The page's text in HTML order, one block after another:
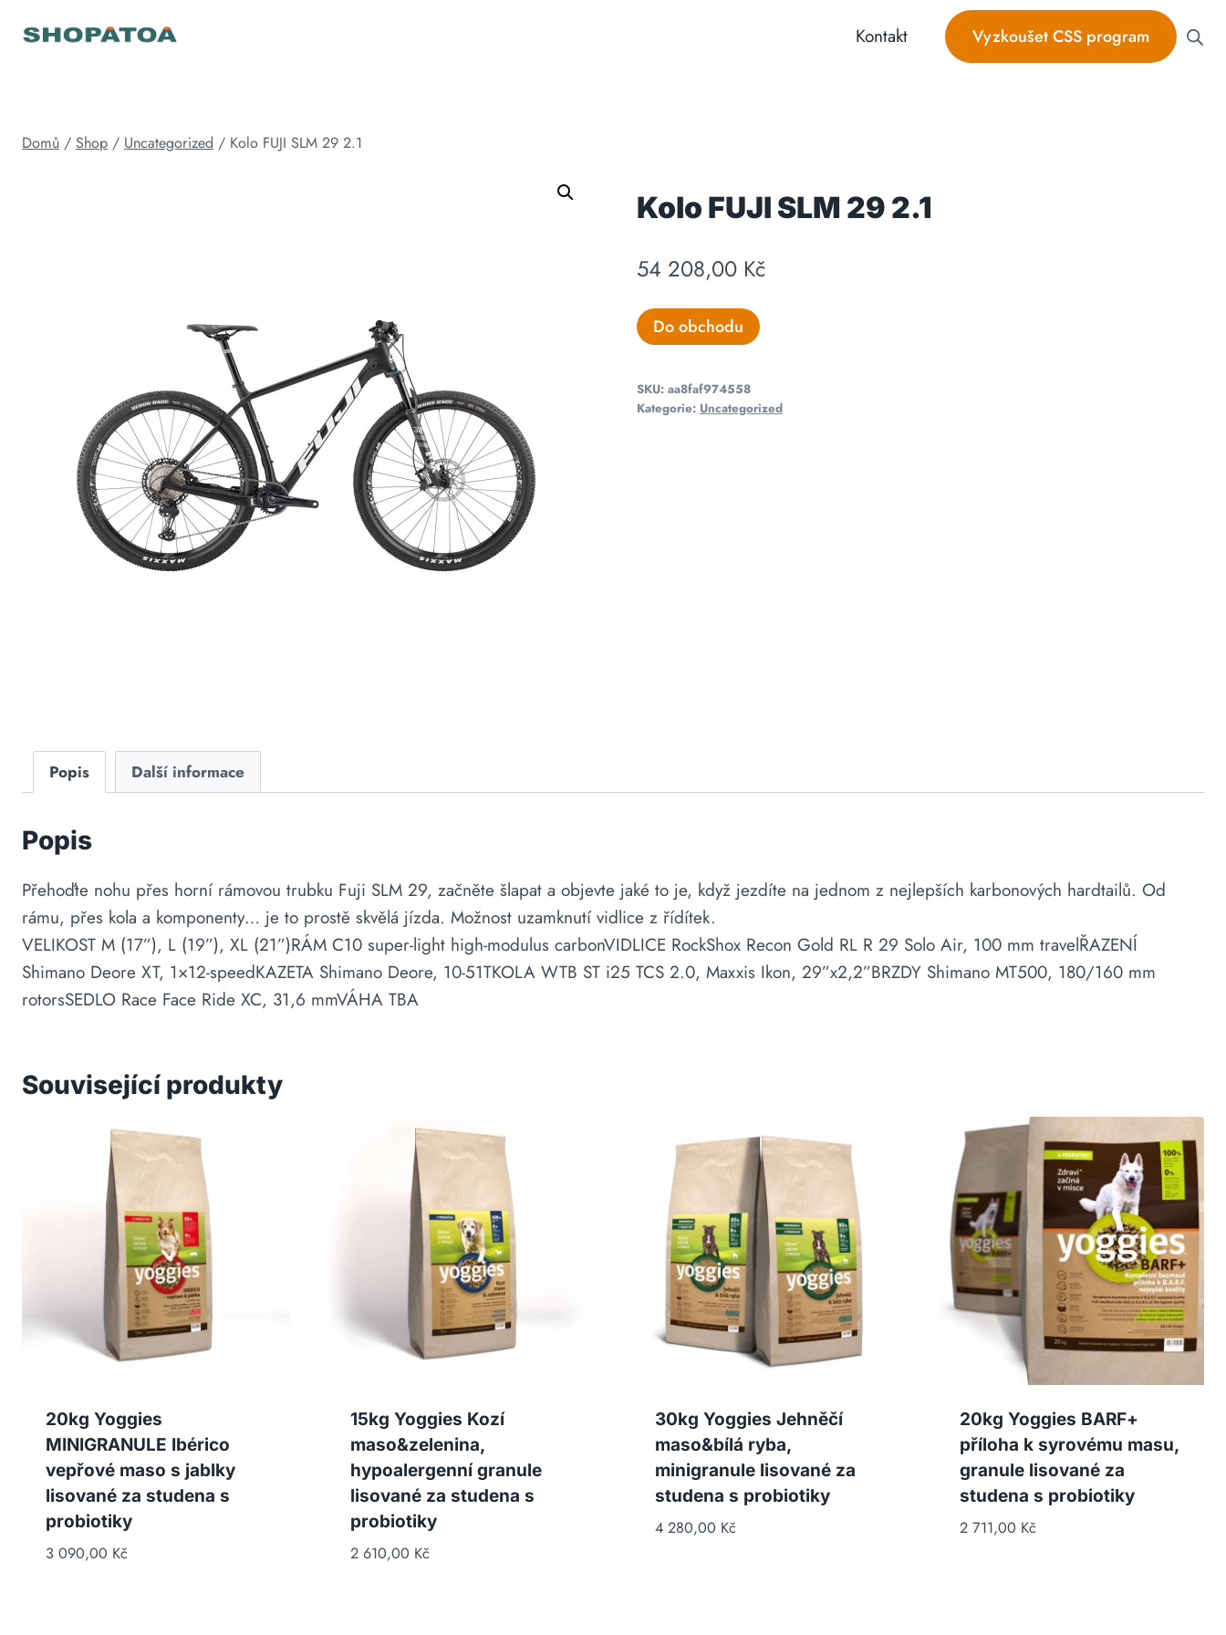
Kontakt Vyzkoušet CSS program
Domů / Shop / Uncategorized / Kolo FUJI SLM 29 2.1
Kolo FUJI SLM 29 2.1
54 208,00 Kč
Do obchodu
SKU: aa8faf974558
Kategorie: Uncategorized
Popis Další informace
Popis
Přehoďte nohu přes horní rámovou trubku Fuji SLM 29, začněte šlapat a objevte jaké to je, když jezdíte na jednom z nejlepších karbonových hardtailů. Od
rámu, přes kola a komponenty… je to prostě skvělá jízda. Možnost uzamknutí vidlice z řídítek.
VELIKOST M (17”), L (19”), XL (21”)RÁM C10 super-light high-modulus carbonVIDLICE RockShox Recon Gold RL R 29 Solo Air, 100 mm travelŘAZENÍ
Shimano Deore XT, 1×12-speedKAZETA Shimano Deore, 10-51TKOLA WTB ST i25 TCS 2.0, Maxxis Ikon, 29”x2,2”BRZDY Shimano MT500, 180/160 mm
rotorsSEDLO Race Face Ride XC, 31,6 mmVÁHA TBA
Související produkty
20kg Yoggies
MINIGRANULE Ibérico
vepřové maso s jablky
lisované za studena s
probiotiky
3 090,00 Kč
15kg Yoggies Kozí
maso&zelenina,
hypoalergenní granule
lisované za studena s
probiotiky
2 610,00 Kč
30kg Yoggies Jehněčí
maso&bílá ryba,
minigranule lisované za
studena s probiotiky
4 280,00 Kč
20kg Yoggies BARF+
příloha k syrovému masu,
granule lisované za
studena s probiotiky
2 711,00 Kč